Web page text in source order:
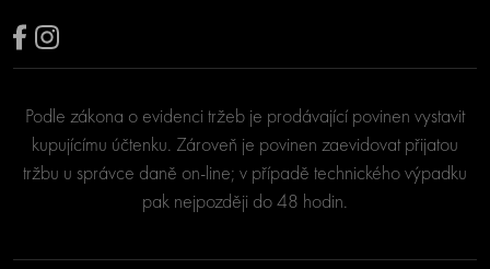
Podle zákona o evidenci tržeb je prodávající povinen vystavit
kupujícímu účtenku. Zároveň je povinen zaevidovat přijatou
tržbu u správce daně on-line; v případě technického výpadku
pak nejpozději do 48 hodin.